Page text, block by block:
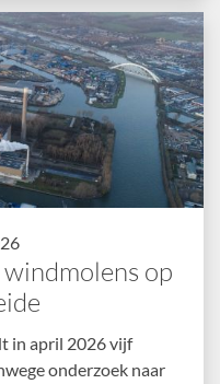
op
in april 2026 vijf
onderzoek naar